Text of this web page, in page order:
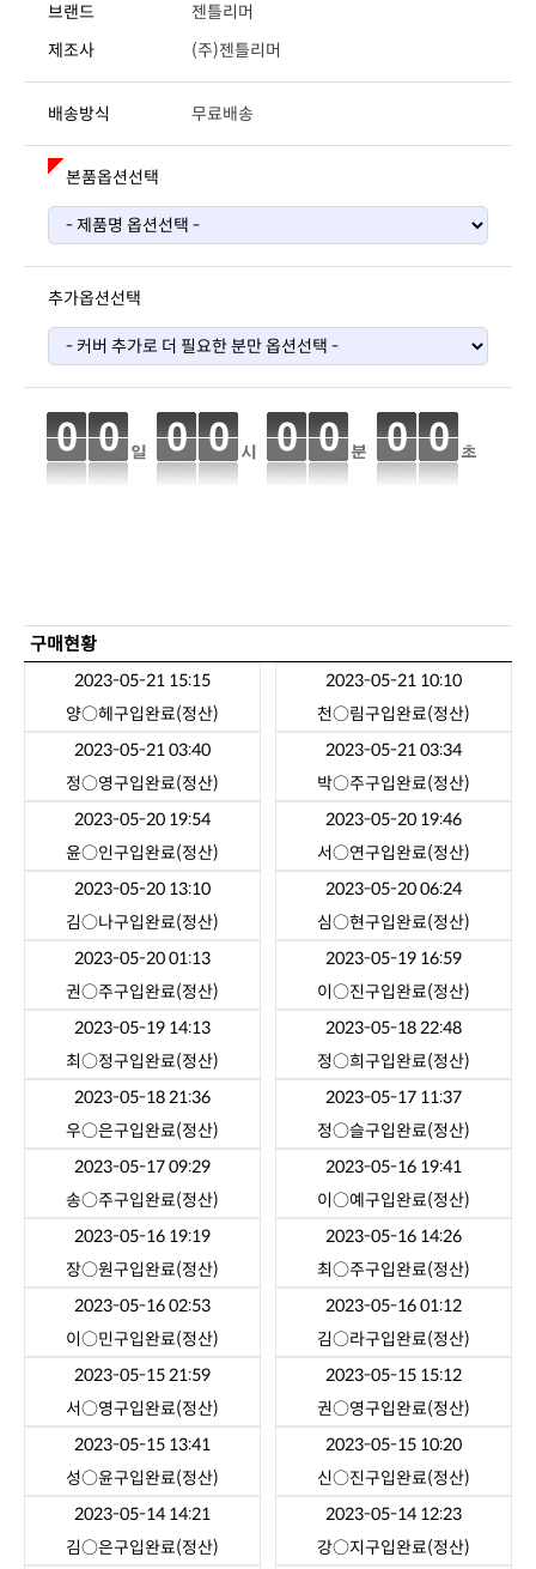
브랜드
젠틀리머
제조사
(주)젠틀리머
배송방식 무료배송
본품옵션선택
추가옵션선택
구매현황
2023-05-21 15:15
양○헤구입완료(정산)
2023-05-21 10:10
천○림구입완료(정산)
2023-05-21 03:40
정○영구입완료(정산)
2023-05-21 03:34
박○주구입완료(정산)
2023-05-20 19:54
윤○인구입완료(정산)
2023-05-20 19:46
서○연구입완료(정산)
2023-05-20 13:10
김○나구입완료(정산)
2023-05-20 06:24
심○현구입완료(정산)
2023-05-20 01:13
권○주구입완료(정산)
2023-05-19 16:59
이○진구입완료(정산)
2023-05-19 14:13
최○정구입완료(정산)
2023-05-18 22:48
정○희구입완료(정산)
2023-05-18 21:36
우○은구입완료(정산)
2023-05-17 11:37
정○슬구입완료(정산)
2023-05-17 09:29
송○주구입완료(정산)
2023-05-16 19:41
이○예구입완료(정산)
2023-05-16 19:19
장○원구입완료(정산)
2023-05-16 14:26
최○주구입완료(정산)
2023-05-16 02:53
이○민구입완료(정산)
2023-05-16 01:12
김○라구입완료(정산)
2023-05-15 21:59
서○영구입완료(정산)
2023-05-15 15:12
권○영구입완료(정산)
2023-05-15 13:41
성○윤구입완료(정산)
2023-05-15 10:20
신○진구입완료(정산)
2023-05-14 14:21
김○은구입완료(정산)
2023-05-14 12:23
강○지구입완료(정산)